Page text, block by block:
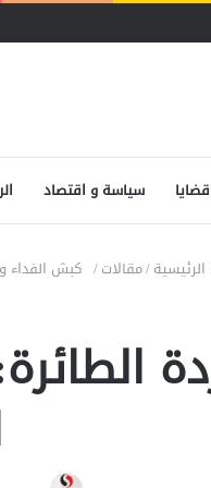
سياسة و اقتصاد
الرئيسية/مقالات/ كبش الفداء